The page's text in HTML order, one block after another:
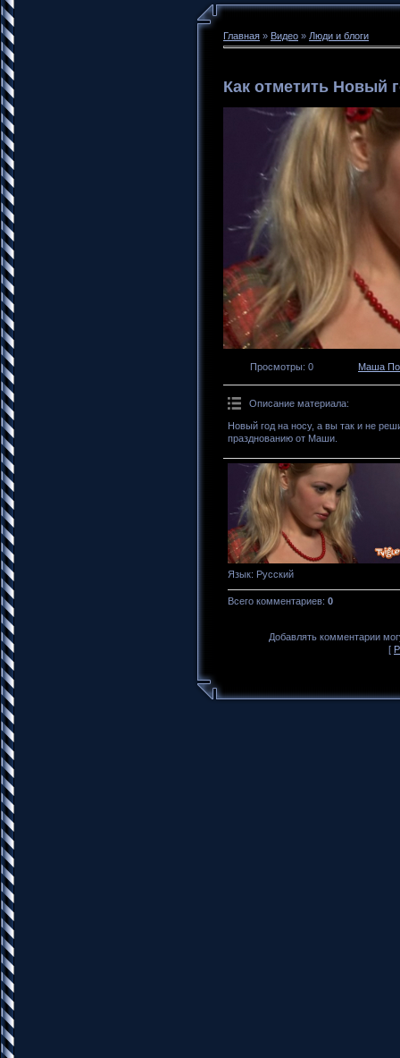
Главная » Видео » Люди и блоги
Как отметить Новый
Просмотры: 0 Маша
Описание материала:
Новый год на носу, а вы так и не
празднованию от Маши.
Язык: Русский
Всего комментариев: 0
Добавлять комментарии
[